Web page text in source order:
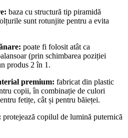
baza cu structură tip piramidă
sunt rotunjite pentru a evita
poate fi folosit atât ca
(prin schimbarea poziției
produs 2 în 1.
premium: fabricat din plastic
copii, în combinație de culori
fetițe, cât și pentru băieței.
protejează copilul de lumină puternică